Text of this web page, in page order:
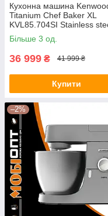
Кухонна машина
Titanium Chef Baker XL
KVL85.704SI Stainless
UA
Більше 3 од.
36 999 ₴ 41 999 ₴
Купити
–2%